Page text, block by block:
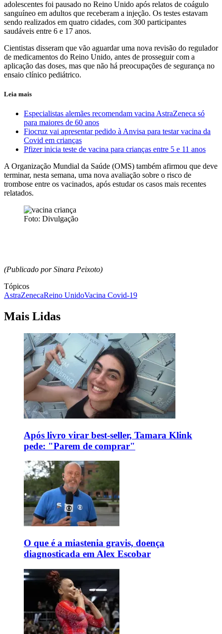
adolescentes foi pausado no Reino Unido após relatos de coágulo
sanguíneo em adultos que receberam a injeção. Os testes estavam
sendo realizados em quatro cidades, com 300 participantes
saudáveis entre 6 e 17 anos.
Cientistas disseram que vão aguardar uma nova revisão do regulador
de medicamentos do Reino Unido, antes de prosseguir com a
aplicação das doses, mas que não há preocupações de segurança no
ensaio clínico pediátrico.
Leia mais
Especialistas alemães recomendam vacina AstraZeneca só
para maiores de 60 anos
Fiocruz vai apresentar pedido à Anvisa para testar vacina da
Covid em crianças
Pfizer inicia teste de vacina para crianças entre 5 e 11 anos
A Organização Mundial da Saúde (OMS) também afirmou que deve
terminar, nesta semana, uma nova avaliação sobre o risco de
trombose entre os vacinados, após estudar os casos mais recentes
relatados.
Foto: Divulgação
(Publicado por Sinara Peixoto)
Tópicos
AstraZenecaReino UnidoVacina Covid-19
Mais Lidas
Após livro virar best-seller, Tamara Klink
pede: "Parem de comprar"
O que é a miastenia gravis, doença
diagnosticada em Alex Escobar